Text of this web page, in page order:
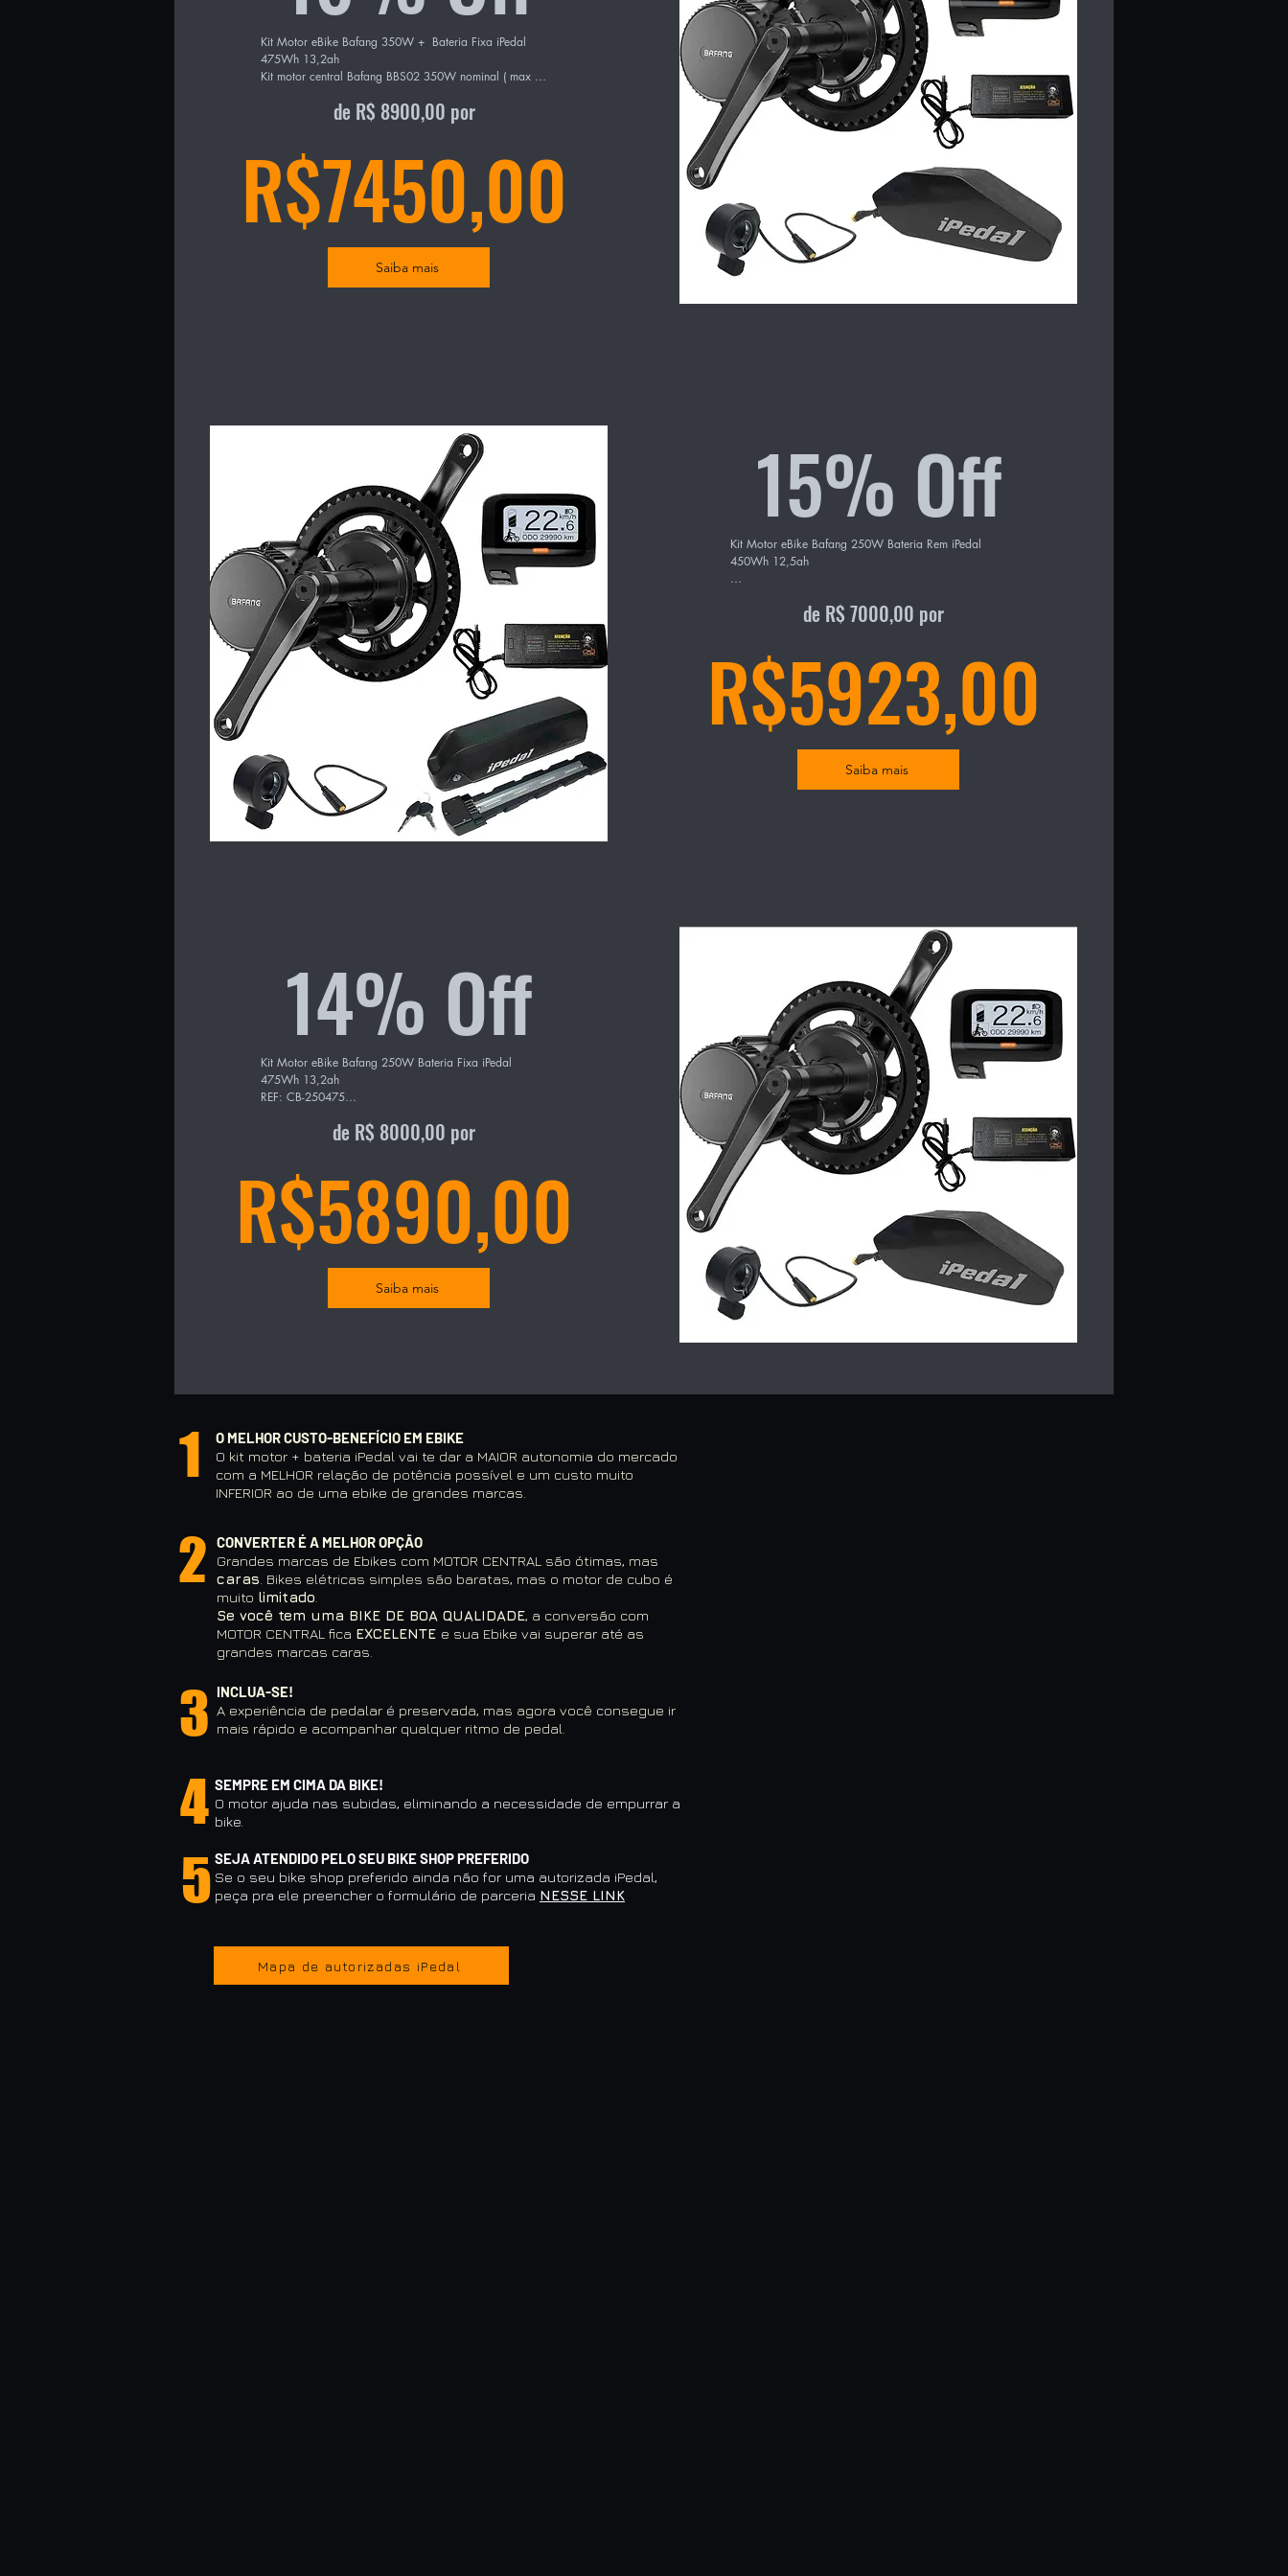
Kit Motor eBike Bafang 350W +  Bateria Fixa iPedal
475Wh 13,2ah
Kit motor central Bafang BBS02 350W nominal ( max
- Torque 80NM
- Acompanha cabos, conectores e sensor de velocidade
para fazer a instalação
- Bateria de litio iPedal removivel com capacidade de
sistemas de movimento central, consulte-nos.
de R$ 8900,00 por
R$7450,00
Saiba mais
15% Off
Kit Motor eBike Bafang 250W Bateria Rem iPedal
450Wh 12,5ah
- Acompanha cabos, conectores e sensor de velocidade
para fazer a instalação
- Bateria de litio iPedal removivel com capacidade de
450Wh e 36V
de R$ 7000,00 por
R$5923,00
Saiba mais
14% Off
Kit Motor eBike Bafang 250W Bateria Fixa iPedal
475Wh 13,2ah
REF: CB-250475
Kit motor central Bafang BBS01 250W nominal ( max
- Torque 80NM
- Acompanha cabos, conectores e sensor de velocidade
para fazer a instalação
- Bateria de litio iPedal Fixa com capacidade de 475Wh
sistemas de movimento central, consulte-nos.
de R$ 8000,00 por
R$5890,00
Saiba mais
1 O MELHOR CUSTO-BENEFÍCIO EM EBIKE
O kit motor + bateria iPedal vai te dar a MAIOR autonomia do mercado
com a MELHOR relação de potência possível e um custo muito
INFERIOR ao de uma ebike de grandes marcas.
2 CONVERTER É A MELHOR OPÇÃO
Grandes marcas de Ebikes com MOTOR CENTRAL são ótimas, mas
caras . Bikes elétricas simples são baratas, mas o motor de cubo é
muito limitado
Se você tem uma BIKE DE BOA QUALIDADE, a conversão com
MOTOR CENTRAL fica EXCELENTE e sua Ebike vai superar até as
grandes marcas caras.
3 INCLUA-SE!
A experiência de pedalar é preservada, mas agora você consegue ir
mais rápido e acompanhar qualquer ritmo de pedal.
4 SEMPRE EM CIMA DA BIKE!
O motor ajuda nas subidas, eliminando a necessidade de empurrar a
bike.
SEJA ATENDIDO PELO SEU BIKE SHOP PREFERIDO
Se o seu bike shop preferido ainda não for uma autorizada iPedal,
peça pra ele preencher o formulário de parceria NESSE LINK
5
Mapa de autorizadas iPedal